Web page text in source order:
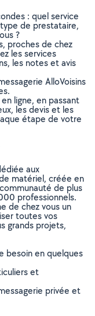
: quel service
de prestataire,
?
proches de chez
les services
les notes et avis
AlloVoisins
ligne, en passant
les devis et les
étape de votre
aux
matériel, créée en
de plus
professionnels.
de chez vous un
toutes vos
grands projets,
besoin en quelques
et
privée et